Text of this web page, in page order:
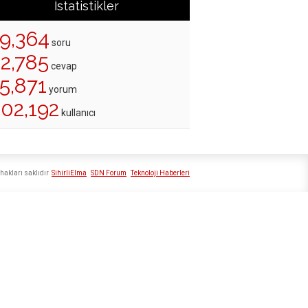
İstatistikler
soru
cevap
yorum
kullanıcı
SihirliElma SDN Forum Teknoloji Haberleri
saklıdır